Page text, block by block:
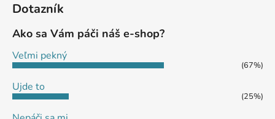
Dotazník
Ako sa Vám páči náš e-shop?
Veľmi pekný
(67%)
Ujde to
(25%)